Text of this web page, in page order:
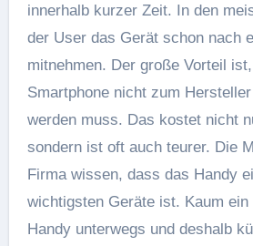
innerhalb kurzer Zeit. In den
der User das Gerät schon nach
mitnehmen. Der große Vorteil
Smartphone nicht zum
werden muss. Das kostet nicht
sondern ist oft auch teurer. Die
Firma wissen, dass das Handy
wichtigsten Geräte ist. Kaum
Handy unterwegs und deshalb